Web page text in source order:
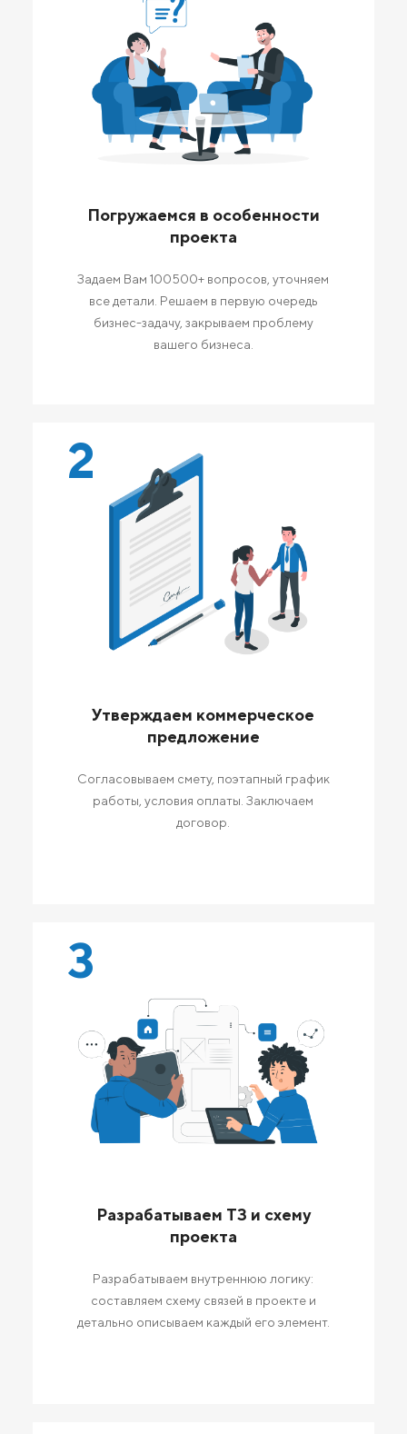
Погружаемся в особенности
проекта
Задаем Вам 100500+ вопросов, уточняем
все детали. Решаем в первую очередь
бизнес-задачу, закрываем проблему
вашего бизнеса.
2
Утверждаем коммерческое
предложение
Согласовываем смету, поэтапный график
работы, условия оплаты. Заключаем
договор.
3
Разрабатываем ТЗ и схему
проекта
Разрабатываем внутреннюю логику:
составляем схему связей в проекте и
детально описываем каждый его элемент.